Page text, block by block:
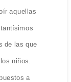
aquellas
de las que
niños.
a